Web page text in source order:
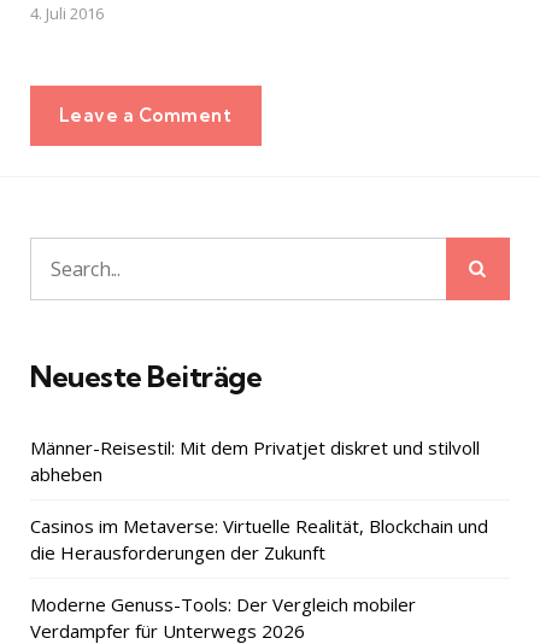
4. Juli 2016
Leave a Comment
Search
for:
Neueste Beiträge
Männer-Reisestil: Mit dem Privatjet diskret und stilvoll
abheben
Casinos im Metaverse: Virtuelle Realität, Blockchain und
die Herausforderungen der Zukunft
Moderne Genuss-Tools: Der Vergleich mobiler
Verdampfer für Unterwegs 2026